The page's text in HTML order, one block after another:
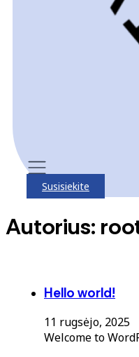
Susisiekite
Autorius:
Hello world!
11 rugsėjo, 2025
Welcome to